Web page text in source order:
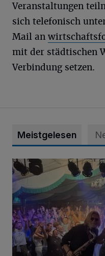
Veranstaltungen
sich telefonisch
Mail an
mit der städtischen
Verbindung setzen.
Meistgelesen
Viele Bilder: Toller